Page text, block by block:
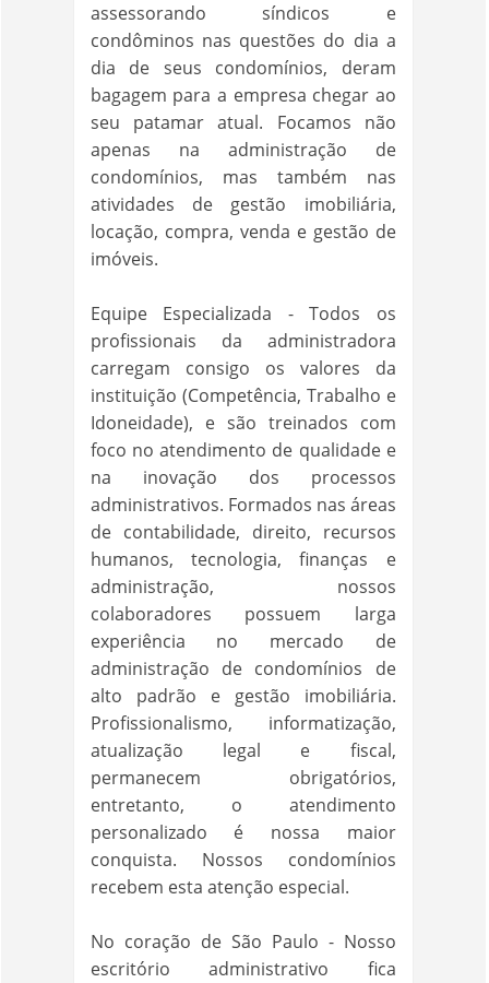
assessorando síndicos e
condôminos nas questões do dia a
dia de seus condomínios, deram
bagagem para a empresa chegar ao
seu patamar atual. Focamos não
apenas na administração de
condomínios, mas também nas
atividades de gestão imobiliária,
locação, compra, venda e gestão de
imóveis.
Equipe Especializada - Todos os
profissionais da administradora
carregam consigo os valores da
instituição (Competência, Trabalho e
Idoneidade), e são treinados com
foco no atendimento de qualidade e
na inovação dos processos
administrativos. Formados nas áreas
de contabilidade, direito, recursos
humanos, tecnologia, finanças e
administração, nossos
colaboradores possuem larga
experiência no mercado de
administração de condomínios de
alto padrão e gestão imobiliária.
Profissionalismo, informatização,
atualização legal e fiscal,
permanecem obrigatórios,
entretanto, o atendimento
personalizado é nossa maior
conquista. Nossos condomínios
recebem esta atenção especial.
No coração de São Paulo - Nosso
escritório administrativo fica